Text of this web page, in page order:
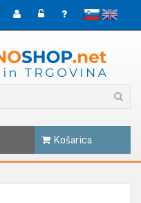
slovenskoEnglish
Košarica